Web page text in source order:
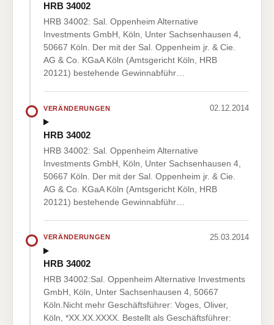
HRB 34002
HRB 34002: Sal. Oppenheim Alternative
Investments GmbH, Köln, Unter Sachsenhausen 4,
50667 Köln. Der mit der Sal. Oppenheim jr. & Cie.
AG & Co. KGaA Köln (Amtsgericht Köln, HRB
20121) bestehende Gewinnabführ…
VERÄNDERUNGEN 02.12.2014
HRB 34002
HRB 34002: Sal. Oppenheim Alternative
Investments GmbH, Köln, Unter Sachsenhausen 4,
50667 Köln. Der mit der Sal. Oppenheim jr. & Cie.
AG & Co. KGaA Köln (Amtsgericht Köln, HRB
20121) bestehende Gewinnabführ…
VERÄNDERUNGEN 25.03.2014
HRB 34002
HRB 34002:Sal. Oppenheim Alternative Investments
GmbH, Köln, Unter Sachsenhausen 4, 50667
Köln.Nicht mehr Geschäftsführer: Voges, Oliver,
Köln, *XX.XX.XXXX. Bestellt als Geschäftsführer: